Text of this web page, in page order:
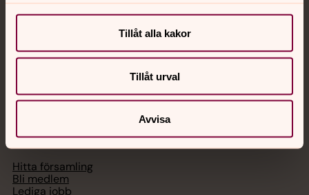
Tillåt alla kakor
Tillåt urval
Avvisa
Telefon 112
Hitta församling
Bli medlem
Lediga jobb